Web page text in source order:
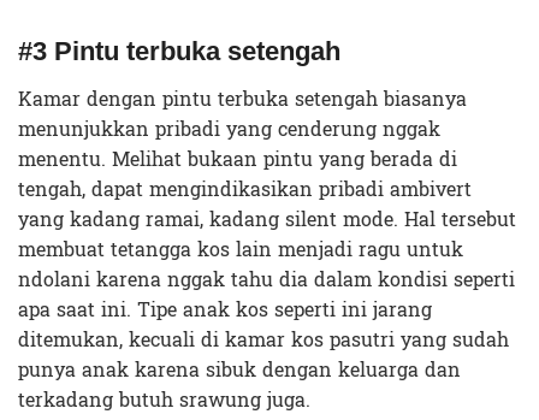
#3 Pintu terbuka setengah
Kamar dengan pintu terbuka setengah biasanya
menunjukkan pribadi yang cenderung nggak
menentu. Melihat bukaan pintu yang berada di
tengah, dapat mengindikasikan pribadi ambivert
yang kadang ramai, kadang silent mode. Hal tersebut
membuat tetangga kos lain menjadi ragu untuk
ndolani karena nggak tahu dia dalam kondisi seperti
apa saat ini. Tipe anak kos seperti ini jarang
ditemukan, kecuali di kamar kos pasutri yang sudah
punya anak karena sibuk dengan keluarga dan
terkadang butuh srawung juga.